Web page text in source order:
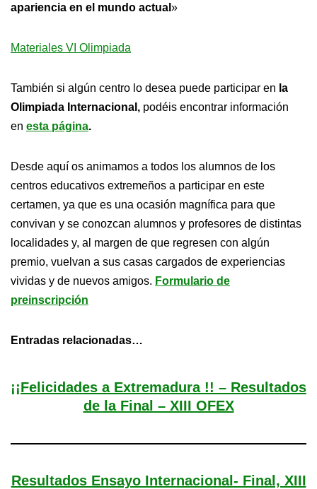
apariencia en el mundo actual »
Materiales VI Olimpiada
También si algún centro lo desea puede participar en la
Olimpiada Internacional, podéis encontrar información
en esta página.
Desde aquí os animamos a todos los alumnos de los
centros educativos extremeños a participar en este
certamen, ya que es una ocasión magnífica para que
convivan y se conozcan alumnos y profesores de distintas
localidades y, al margen de que regresen con algún
premio, vuelvan a sus casas cargados de experiencias
vividas y de nuevos amigos. Formulario de
preinscripción
Entradas relacionadas…
¡¡Felicidades a Extremadura !! – Resultados
de la Final – XIII OFEX
Resultados Ensayo Internacional- Final, XIII